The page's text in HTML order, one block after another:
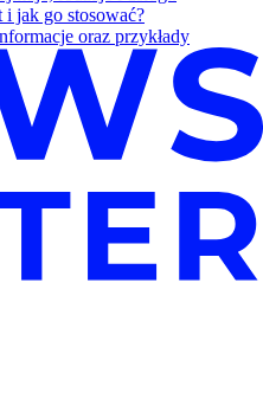
jak go stosować?
oraz przykłady